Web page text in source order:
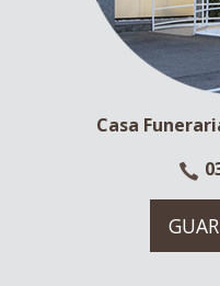
Casa